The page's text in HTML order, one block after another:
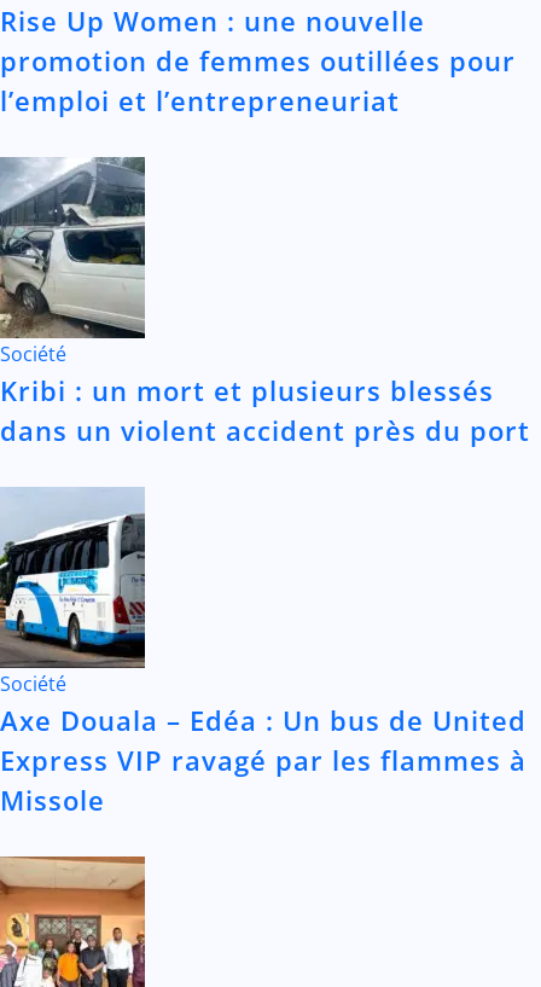
Rise Up Women : une nouvelle
promotion de femmes outillées pour
l’emploi et l’entrepreneuriat
Société
Kribi : un mort et plusieurs blessés
dans un violent accident près du port
Société
Axe Douala – Edéa : Un bus de United
Express VIP ravagé par les flammes à
Missole